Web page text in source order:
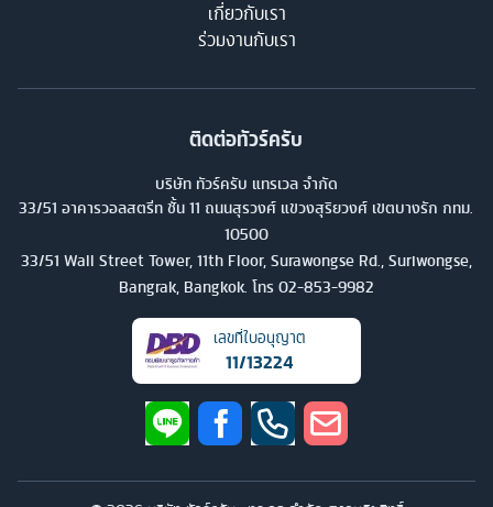
เกี่ยวกับเรา
ร่วมงานกับเรา
ติดต่อทัวร์ครับ
บริษัท ทัวร์ครับ แทรเวล จำกัด
33/51 อาคารวอลสตรีท ชั้น 11 ถนนสุรวงศ์ แขวงสุริยวงศ์ เขตบางรัก กทม.
10500
33/51 Wall Street Tower, 11th Floor, Surawongse Rd., Suriwongse,
Bangrak, Bangkok. โทร 02-853-9982
เลขที่ใบอนุญาต
11/13224